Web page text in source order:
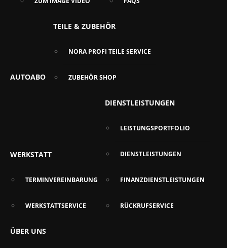
AUTOABO
TEILE & ZUBEHÖR
NORA PROFI TEILE SERVICE
ZUBEHÖR SHOP
WERKSTATT
TERMINVEREINBARUNG
WERKSTATTSERVICE
DIENSTLEISTUNGEN
LEISTUNGSPORTFOLIO
DIENSTLEISTUNGEN
FINANZDIENSTLEISTUNGEN
RÜCKRUFSERVICE
ÜBER UNS